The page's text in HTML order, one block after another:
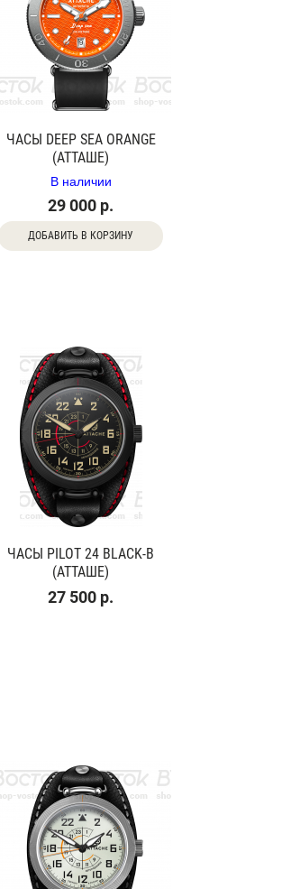
ЧАСЫ DEEP SEA ORANGE
(АТТАШЕ)
В наличии
29 000 р.
ДОБАВИТЬ В КОРЗИНУ
ЧАСЫ PILOT 24 BLACK-B
(АТТАШЕ)
27 500 р.